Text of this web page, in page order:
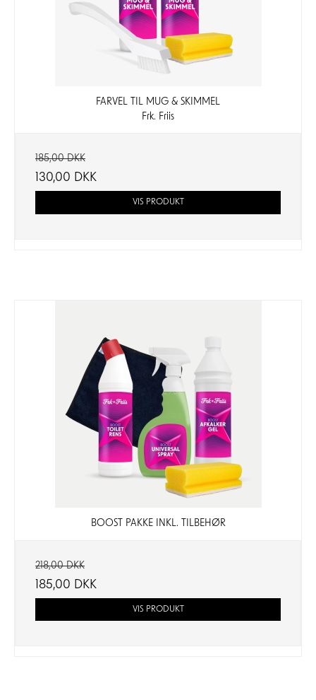
FARVEL TIL MUG & SKIMMEL
Frk. Friis
185,00 DKK
130,00 DKK
VIS PRODUKT
BOOST PAKKE INKL. TILBEHØR
218,00 DKK
185,00 DKK
VIS PRODUKT